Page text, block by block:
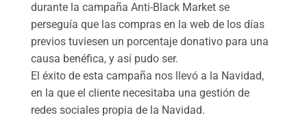
durante la campaña Anti-Black Market se
perseguía que las compras en la web de los días
previos tuviesen un porcentaje donativo para una
causa benéfica, y así pudo ser.
El éxito de esta campaña nos llevó a la Navidad,
en la que el cliente necesitaba una gestión de
redes sociales propia de la Navidad.